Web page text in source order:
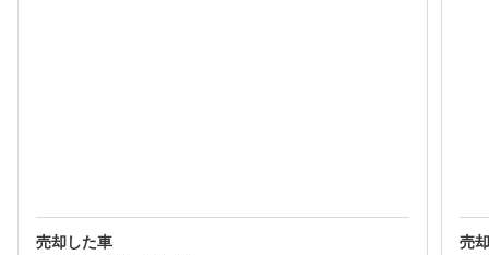
売却した車
売